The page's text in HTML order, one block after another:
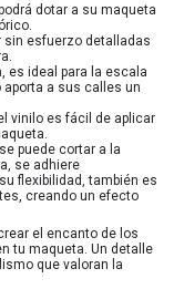
dotar a su maqueta
sin esfuerzo detalladas
es ideal para la escala
aporta a sus calles un
vinilo es fácil de aplicar
puede cortar a la
se adhiere
flexibilidad, también es
creando un efecto
el encanto de los
tu maqueta. Un detalle
que valoran la